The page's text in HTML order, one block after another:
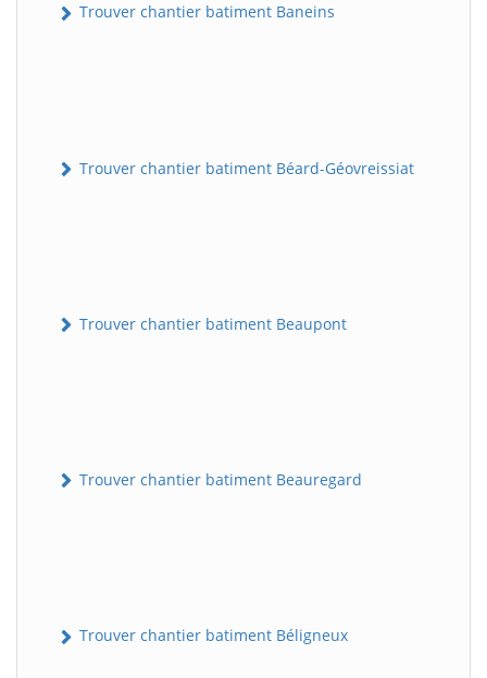
Trouver chantier batiment Baneins
Trouver chantier batiment Béard-Géovreissiat
Trouver chantier batiment Beaupont
Trouver chantier batiment Beauregard
Trouver chantier batiment Béligneux